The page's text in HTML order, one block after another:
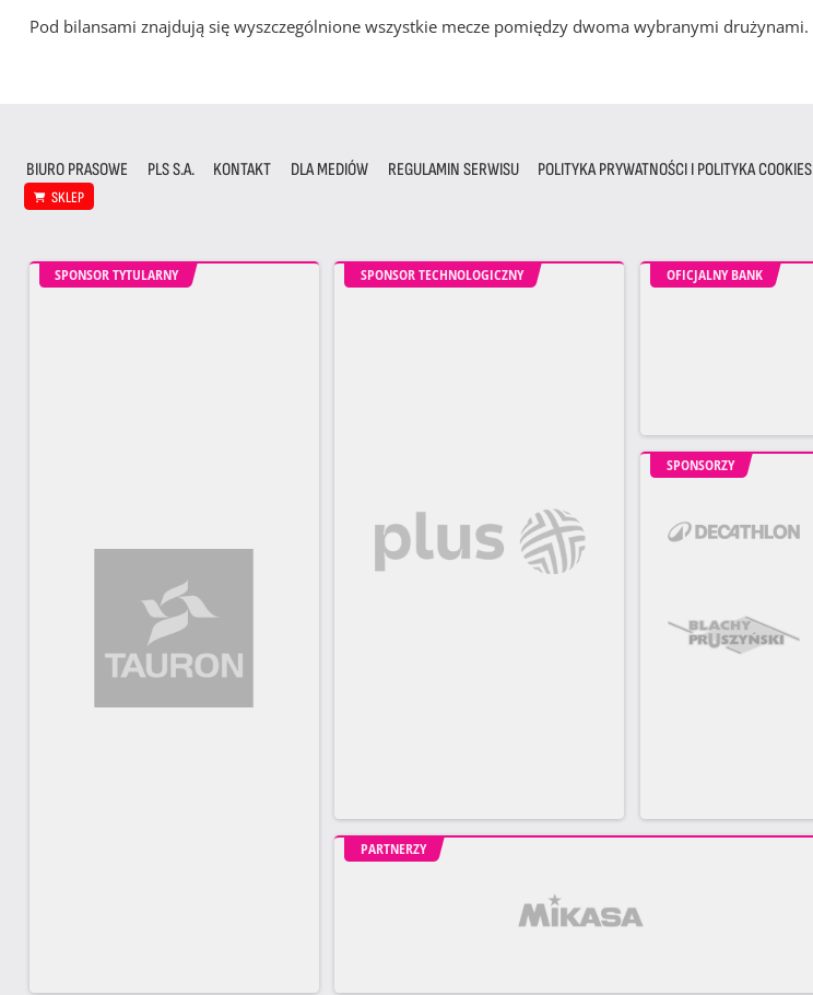
Pod bilansami znajdują się wyszczególnione wszystkie mecze pomiędzy dwoma wybranymi drużynami.
BIURO PRASOWE PLS S.A. KONTAKT DLA MEDIÓW REGULAMIN SERWISU POLITYKA PRYWATNOŚCI I POLITYKA COOKIES
SKLEP
SPONSOR TYTULARNY SPONSOR TECHNOLOGICZNY OFICJALNY BANK
SPONSORZY
PARTNERZY